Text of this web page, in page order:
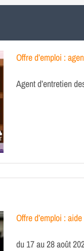
Offre d’emploi :
Agent d’entretien
Offre d’emploi :
du 17 au 28 août